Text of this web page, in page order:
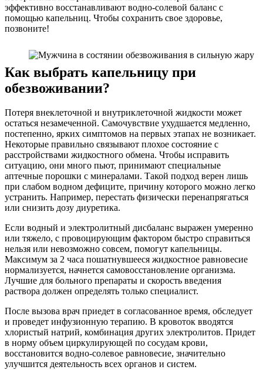
эффективно восстанавливают водно-солевой баланс с
помощью капельниц. Чтобы сохранить свое здоровье,
позвоните!
Как выбрать капельницу при
обезвоживании?
Потеря внеклеточной и внутриклеточной жидкости может
остаться незамеченной. Самочувствие ухудшается медленно,
постепенно, ярких симптомов на первых этапах не возникает.
Некоторые правильно связывают плохое состояние с
расстройствами жидкостного обмена. Чтобы исправить
ситуацию, они много пьют, принимают специальные
аптечные порошки с минералами. Такой подход верен лишь
при слабом водном дефиците, причину которого можно легко
устранить. Например, перестать физически перенапрягаться
или снизить дозу диуретика.
Если водный и электролитный дисбаланс выражен умеренно
или тяжело, с провоцирующим фактором быстро справиться
нельзя или невозможно совсем, помогут капельницы.
Максимум за 2 часа пошатнувшееся жидкостное равновесие
нормализуется, начнется самовосстановление организма.
Лучшие для больного препараты и скорость введения
раствора должен определять только специалист.
После вызова врач приедет в согласованное время, обследует
и проведет инфузионную терапию. В кровоток вводятся
хлористый натрий, комбинация других электролитов. Придет
в норму объем циркулирующей по сосудам крови,
восстановится водно-солевое равновесие, значительно
улучшится деятельность всех органов и систем.